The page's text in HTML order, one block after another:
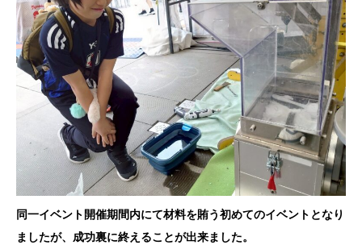
同一イベント開催期間内にて材料を賄う初めてのイベントとなり
ましたが、成功裏に終えることが出来ました。